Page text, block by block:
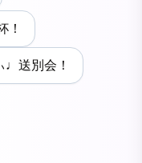
！
送別会！